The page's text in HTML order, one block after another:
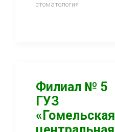
стоматология
Филиал № 5
ГУЗ
«Гомельская